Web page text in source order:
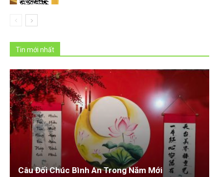
Tin mới nhất
Câu Đối Chúc Bình An Trong Năm Mới